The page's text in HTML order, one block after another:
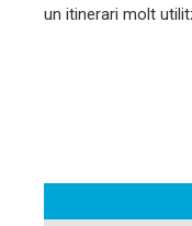
un itinerari molt